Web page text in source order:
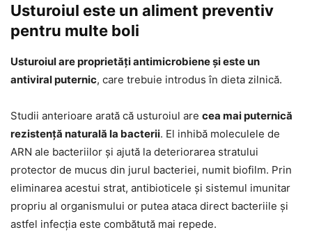
Usturoiul este un aliment preventiv
pentru multe boli
Usturoiul are proprietăți antimicrobiene și este un
antiviral puternic, care trebuie introdus în dieta zilnică.
Studii anterioare arată că usturoiul are cea mai puternică
rezistență naturală la bacterii. El inhibă moleculele de
ARN ale bacteriilor și ajută la deteriorarea stratului
protector de mucus din jurul bacteriei, numit biofilm. Prin
eliminarea acestui strat, antibioticele și sistemul imunitar
propriu al organismului or putea ataca direct bacteriile și
astfel infecția este combătută mai repede.